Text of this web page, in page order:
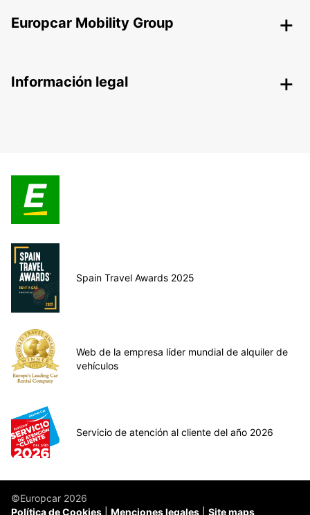
Europcar Mobility Group
Información legal
Spain Travel Awards 2025
Web de la empresa líder mundial de alquiler de
vehículos
Servicio de atención al cliente del año 2026
©Europcar 2026
Política de Cookies
Menciones legales Site maps